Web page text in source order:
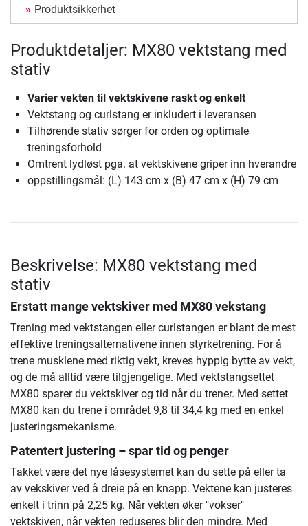
Produktsikkerhet
Produktdetaljer: MX80 vektstang med
stativ
Varier vekten til vektskivene raskt og enkelt
Vektstang og curlstang er inkludert i leveransen
Tilhørende stativ sørger for orden og optimale
treningsforhold
Omtrent lydløst pga. at vektskivene griper inn hverandre
oppstillingsmål: (L) 143 cm x (B) 47 cm x (H) 79 cm
Beskrivelse: MX80 vektstang med
stativ
Erstatt mange vektskiver med MX80 vekstang
Trening med vektstangen eller curlstangen er blant de mest
effektive treningsalternativene innen styrketrening. For å
trene musklene med riktig vekt, kreves hyppig bytte av vekt,
og de må alltid være tilgjengelige. Med vektstangsettet
MX80 sparer du vektskiver og tid når du trener. Med settet
MX80 kan du trene i området 9,8 til 34,4 kg med en enkel
justeringsmekanisme.
Patentert justering – spar tid og penger
Takket være det nye låsesystemet kan du sette på eller ta
av vekskiver ved å dreie på en knapp. Vektene kan justeres
enkelt i trinn på 2,25 kg. Når vekten øker "vokser"
vektskiven, når vekten reduseres blir den mindre. Med